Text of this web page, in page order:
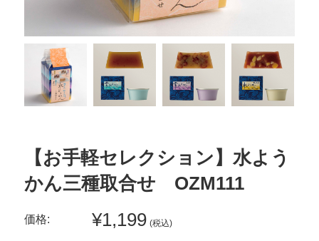
【お手軽セレクション】水よう
かん三種取合せ OZM111
価格: ¥1,199 (税込)